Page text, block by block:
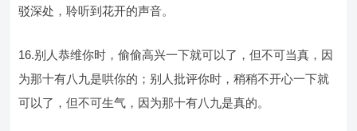
驳深处，聆听到花开的声音。
16.别人恭维你时，偷偷高兴一下就可以了，但不可当真，因
为那十有八九是哄你的；别人批评你时，稍稍不开心一下就
可以了，但不可生气，因为那十有八九是真的。